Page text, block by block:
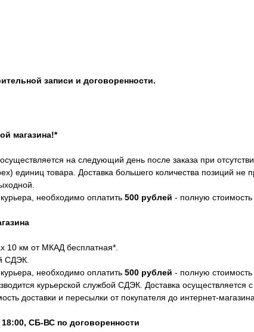
записи и договоренности.
магазина!*
на следующий день после заказа при
единиц товара. Доставка большего количества позиций не
необходимо оплатить 500 рублей - полную
10 км от МКАД бесплатная*.
СДЭК.
необходимо оплатить 500 рублей - полную
курьерской службой СДЭК. Доставка
доставки и пересылки от покупателя до интернет-
СБ-ВС по договоренности